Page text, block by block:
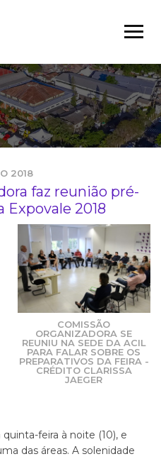
2018
faz reunião pré-
2018
COMISSÃO
ORGANIZADORA SE
REUNIU NA SEDE DA ACIL
PARA FALAR SOBRE OS
PREPARATIVOS DA FEIRA -
CRÉDITO CLARISSA
JAEGER
feira à noite (10), e
das áreas. A solenidade